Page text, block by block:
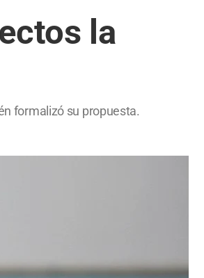
la
formalizó su propuesta.